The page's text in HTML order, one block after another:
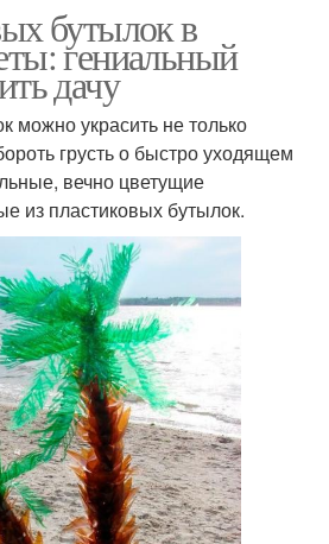
бутылок в
гениальный
дачу
можно украсить не только
грусть о быстро уходящем
вечно цветущие
из пластиковых бутылок.